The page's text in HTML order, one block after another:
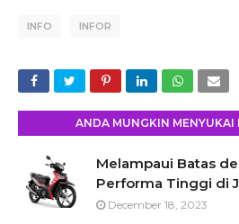
INFO INFOR
ANDA MUNGKIN MENYUKAI
Melampaui Batas
Performa Tinggi di
December 18, 2023